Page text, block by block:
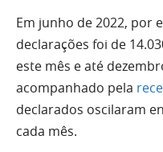
Em junho de 2022, por
declarações foi de
este mês e até
acompanhado pela
declarados oscilaram
cada mês.